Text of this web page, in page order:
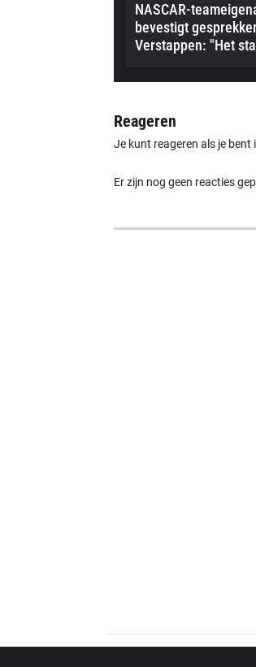
NASCAR-
bevestigt
Verstappen: "Het
op zijn radar"
Reageren
Je kunt reageren als je bent
Er zijn nog geen reacties